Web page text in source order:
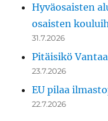
Hyväosaisten
osaisten
31.7.2026
Pitäisikö
23.7.2026
EU pilaa
22.7.2026